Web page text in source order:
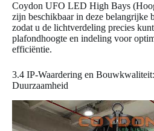
Coydon UFO LED High Bays
zijn beschikbaar in deze belangrijke
zodat u de lichtverdeling precies
plafondhoogte en indeling voor
efficiëntie.
3.4 IP-Waardering en
Duurzaamheid